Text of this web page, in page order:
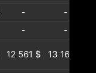
-
-
-
-
12 561 $ 13 165 $